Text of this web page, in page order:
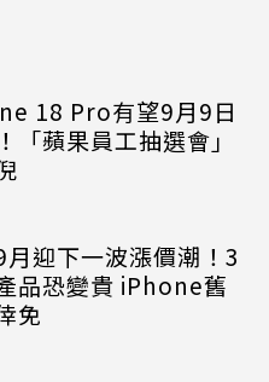
18 Pro有望9月9日
「蘋果員工抽選會」
月迎下一波漲價潮！3
品恐變貴 iPhone舊
免